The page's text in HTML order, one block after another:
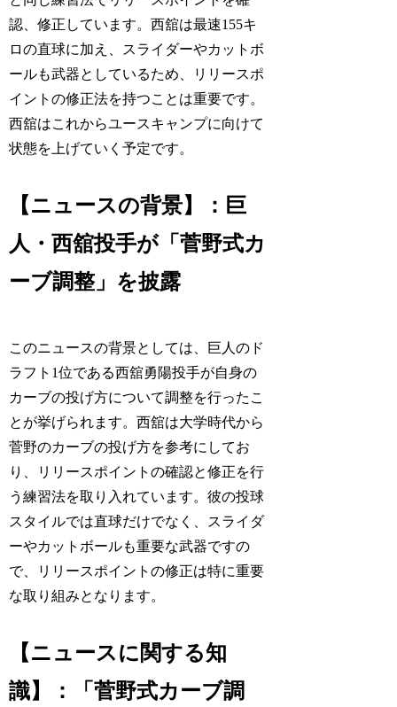
認、修正しています。西舘は最速155キ
ロの直球に加え、スライダーやカットボ
ールも武器としているため、リリースポ
イントの修正法を持つことは重要です。
西舘はこれからユースキャンプに向けて
状態を上げていく予定です。
【ニュースの背景】：巨
人・西舘投手が「菅野式カ
ーブ調整」を披露
このニュースの背景としては、巨人のド
ラフト1位である西舘勇陽投手が自身の
カーブの投げ方について調整を行ったこ
とが挙げられます。西舘は大学時代から
菅野のカーブの投げ方を参考にしてお
り、リリースポイントの確認と修正を行
う練習法を取り入れています。彼の投球
スタイルでは直球だけでなく、スライダ
ーやカットボールも重要な武器ですの
で、リリースポイントの修正は特に重要
な取り組みとなります。
【ニュースに関する知
識】：「菅野式カーブ調